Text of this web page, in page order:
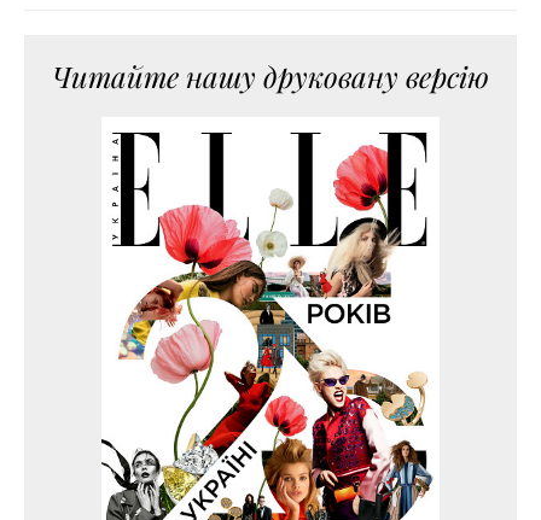
Читайте нашу друковану версію